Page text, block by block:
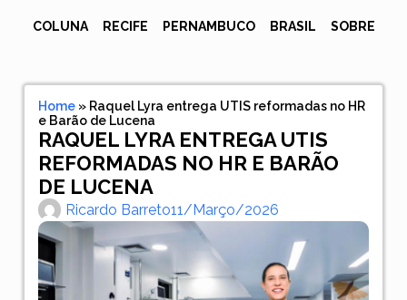
COLUNA RECIFE PERNAMBUCO BRASIL SOBRE
Home» Raquel Lyra entrega UTIS reformadas no HR
e Barão de Lucena
RAQUEL LYRA ENTREGA UTIS
REFORMADAS NO HR E BARÃO
DE LUCENA
Ricardo Barreto11/março/2026